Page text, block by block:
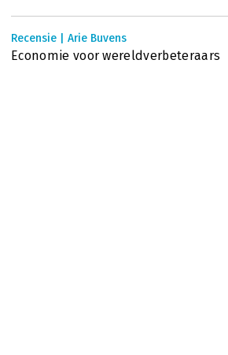
Recensie | Arie Buvens
Economie voor wereldverbeteraars